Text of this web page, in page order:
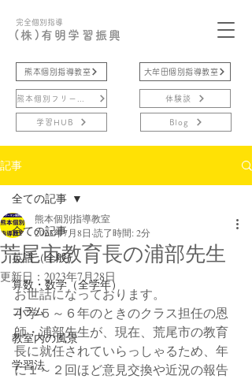
完全個別指導
(株)有明学習振興
熊本個別指導教室
学習HUB
大牟田個別指導教室
体験談
Blog
記事
全ての記事
英語（全般）
算数・数学（全学年）
コラム
教室内の風景
学習法
全ての記事
荒尾市教育長の浦部先生
熊本個別指導教室
2023年7月8日 読了時間: 2分
更新日： 2023年7月28日
お世話になっております。
小学５～６年のときのクラス担任の恩
師・浦部先生が、現在、荒尾市の教育
長に就任されていらっしゃるため、年
に１～２回ほど意見交換や近況の報告